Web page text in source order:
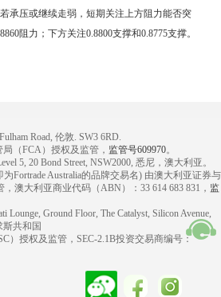
承压或继续走弱，短期关注上方阻力能否突
阻力；下方关注0.8800支撑和0.8775支撑。
Road, 伦敦. SW3 6RD.
（FCA）授权及监管， 监管号609970。
5, 20 Bond Street, NSW2000, 悉尼，澳大利亚。
为Fortrade Australia的品牌交易名) 由澳大利亚证券与
澳大利亚商业代码（ABN）：33 614 683 831， 监
Lounge, Ground Floor, The Catalyst, Silicon Avenue,
斯共和国
）授权及监管，SEC-2.1B投资交易商编号：